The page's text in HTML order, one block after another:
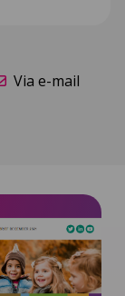
Via e-mail